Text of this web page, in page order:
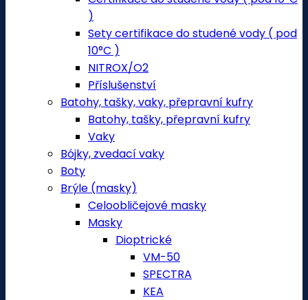
)
Sety certifikace do studené vody ( pod
10°C )
NITROX/O2
Příslušenství
Batohy, tašky, vaky, přepravní kufry
Batohy, tašky, přepravní kufry
Vaky
Bójky, zvedací vaky
Boty
Brýle (masky)
Celoobličejové masky
Masky
Dioptrické
VM-50
SPECTRA
KEA